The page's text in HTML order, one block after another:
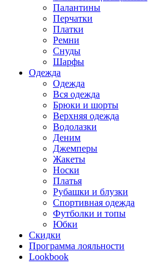
Палантины
Перчатки
Платки
Ремни
Снуды
Шарфы
Одежда
Одежда
Вся одежда
Брюки и шорты
Верхняя одежда
Водолазки
Деним
Джемперы
Жакеты
Носки
Платья
Рубашки и блузки
Спортивная одежда
Футболки и топы
Юбки
Скидки
Программа лояльности
Lookbook